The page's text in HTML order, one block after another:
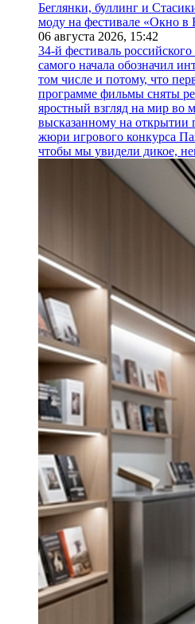
Беглянки, буллинг и
моду на фестивале «Окно в
06 августа 2026, 15:42
34-й фестиваль
самого начала обозначил
том числе и потому, что
программе фильмы сняты
яростный взгляд на мир во
высказанному на открытии
жюри игрового конкурса
чтобы мы увидели дикое,